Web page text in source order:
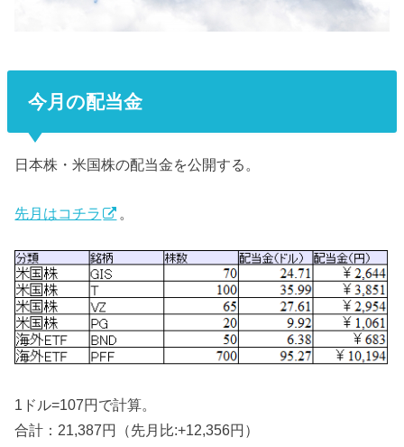
今月の配当金
日本株・米国株の配当金を公開する。
先月はコチラ 。
1ドル=107円で計算。
合計：21,387円（先月比:+12,356円）